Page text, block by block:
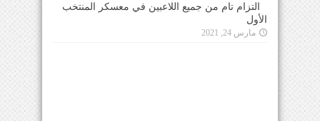
التزام تام من جميع اللاعبين في معسكر المنتخب
الأول
مارس 24, 2021